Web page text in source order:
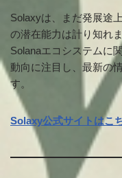
Solaxyは、まだ発展途
の潜在能力は計り知れ
Solanaエコシステムに
動向に注目し、最新の
す。
Solaxy公式サイトはこ